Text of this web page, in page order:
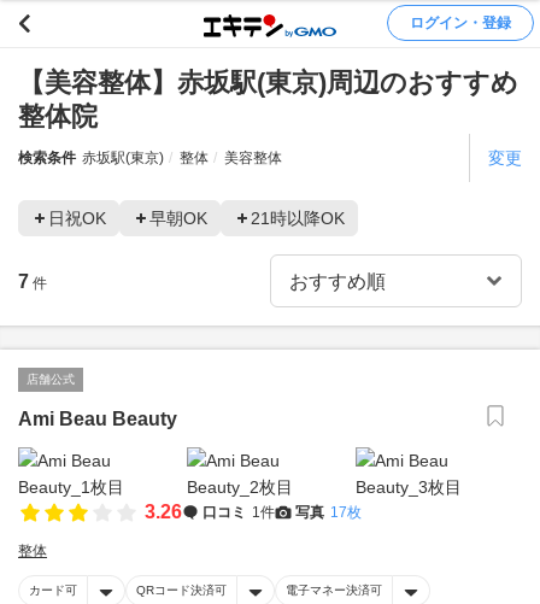
ログイン・登録
【美容整体】赤坂駅(東京)周辺のおすすめ
整体院
検索条件 赤坂駅(東京) 整体 美容整体 変更
日祝OK 早朝OK 21時以降OK
7 件
店舗公式
Ami Beau Beauty
3.26 口コミ 1件 写真 17枚
整体
カード可 QRコード決済可 電子マネー決済可